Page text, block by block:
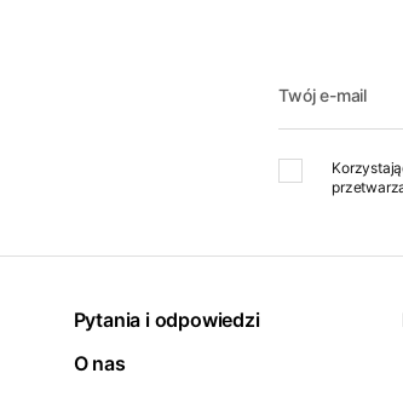
Twój e-mail
Pytania i odpowiedzi
O nas